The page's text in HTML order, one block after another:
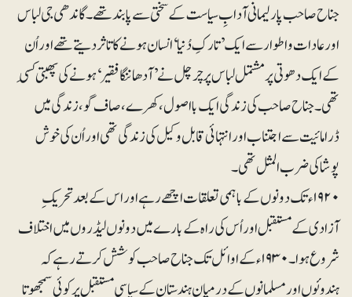
جناح صاحب پارلیمانی آدابِ سیاست کے سختی سے پابند تھے۔ گاندھی جی لباس
اور عادات و اطوار سے ایک ’تارکِ دُنیا‘ انسان ہونے کا تاثر دیتے تھے اور اُن
کے ایک دھوتی پر مشتمل لباس پر چرچل نے ’آدھا ننگا فقیر‘ ہونے کی پھبتی کَسی
تھی۔ جناح صاحب کی زندگی ایک بااصول، کھرے، صاف گو، زندگی میں
ڈرامائیت سے اجتناب اور انتہائی قابل وکیل کی زندگی تھی اور اُن کی خوش
پوشاکی ضرب المثل تھی۔
۱۹۲۰ء تک دونوں کے باہمی تعلقات اچھے رہے اور اس کے بعد تحریک ِ
آزادی کے مستقبل اور اُس کی راہ کے بارے میں دونوں لیڈروں میں اختلاف
شروع ہوا۔ ۱۹۳۰ء کے اوائل تک جناح صاحب کوشش کرتے رہے کہ
ہندوئوں اور مسلمانوں کے درمیان ہندستان کے سیاسی مستقبل پر کوئی سمجھوتا